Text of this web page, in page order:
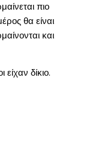
πιο
θα είναι
και
δίκιο.